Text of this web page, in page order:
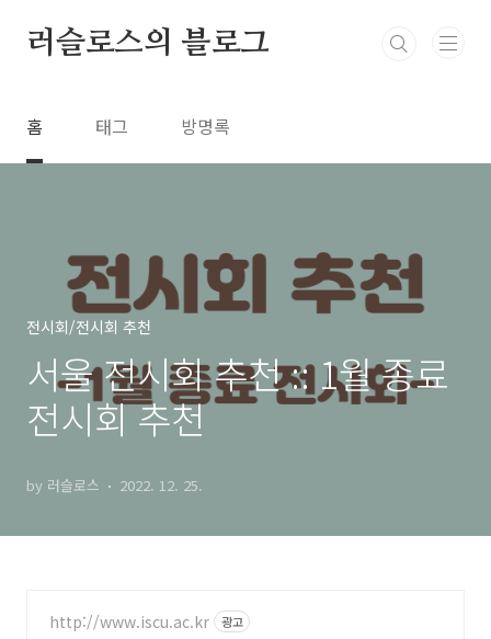
러슬로스의 블로그
홈 태그 방명록
전시회/전시회 추천
서울 전시회 추천 :: 1월 종료
전시회 추천
by 러슬로스 2022. 12. 25.
http://www.iscu.ac.kr 광고